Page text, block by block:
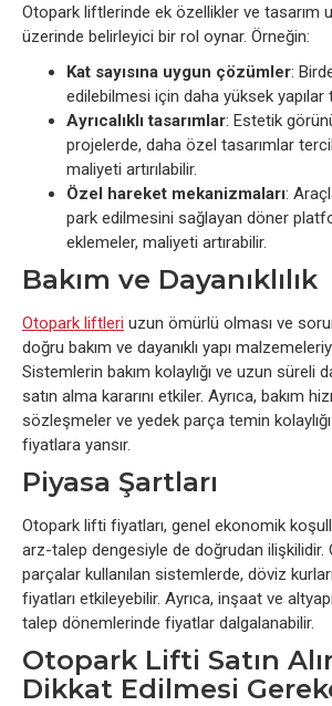
Otopark liftlerinde ek özellikler ve tasarım
üzerinde belirleyici bir rol oynar. Örneğin:
Kat sayısına uygun çözümler:
edilebilmesi için daha yüksek yapılar
Ayrıcalıklı tasarımlar: Estetik
projelerde, daha özel tasarımlar
maliyeti artırılabilir.
Özel hareket mekanizmaları:
park edilmesini sağlayan döner
eklemeler, maliyeti artırabilir.
Bakım ve Dayanıklılık
Otopark liftleri uzun ömürlü olması ve
doğru bakım ve dayanıklı yapı
Sistemlerin bakım kolaylığı ve uzun süreli
satın alma kararını etkiler. Ayrıca, bakım
sözleşmeler ve yedek parça temin
fiyatlara yansır.
Piyasa Şartları
Otopark lifti fiyatları, genel ekonomik
arz-talep dengesiyle de doğrudan ilişkilidir.
parçalar kullanılan sistemlerde, döviz
fiyatları etkileyebilir. Ayrıca, inşaat ve
talep dönemlerinde fiyatlar dalgalanabilir.
Otopark Lifti Satın
Dikkat Edilmesi